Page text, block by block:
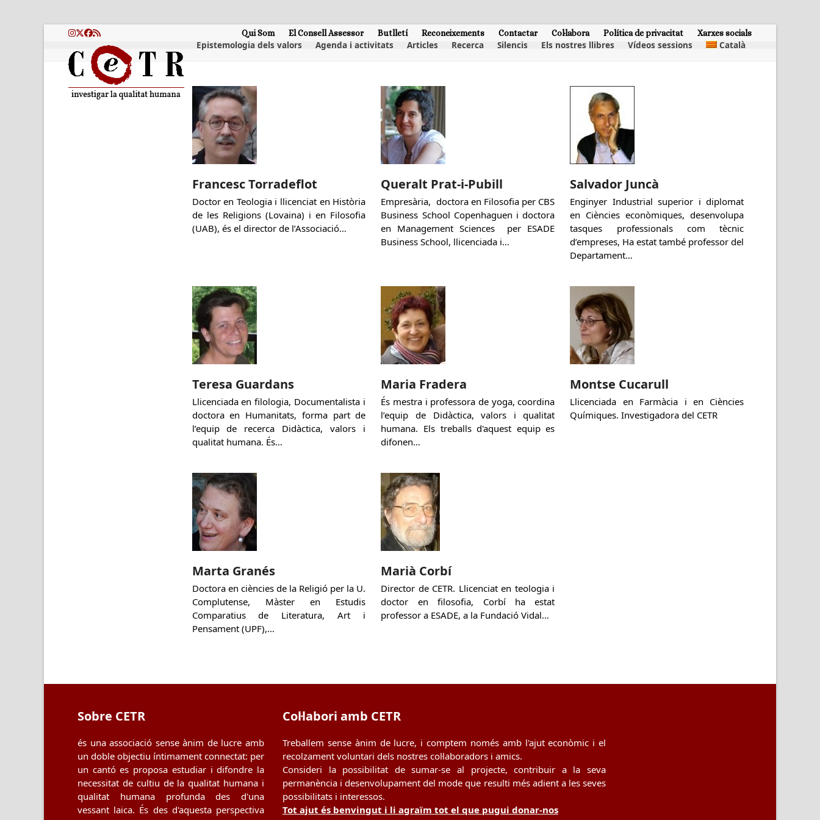
Instagram
Twitter
Facebook
RSS Qui Som El Consell Assessor Butlletí Reconeixements Contactar Col·labora Política de privacitat Xarxes socials
Epistemologia dels valors Agenda i activitats Articles Recerca Silencis Els nostres llibres Vídeos sessions Català
Francesc Torradeflot
Doctor en Teologia i llicenciat en Història
de les Religions (Lovaina) i en Filosofia
(UAB), és el director de l’Associació…
Queralt Prat-i-Pubill
Empresària, doctora en Filosofia per CBS
Business School Copenhaguen i doctora
en Management Sciences per ESADE
Business School, llicenciada i…
Salvador Juncà
Enginyer Industrial superior i diplomat
en Ciències econòmiques, desenvolupa
tasques professionals com tècnic
d’empreses, Ha estat també professor del
Departament…
Teresa Guardans
Llicenciada en filologia, Documentalista i
doctora en Humanitats, forma part de
l’equip de recerca Didàctica, valors i
qualitat humana. És…
Maria Fradera
És mestra i professora de yoga, coordina
l’equip de Didàctica, valors i qualitat
humana. Els treballs d'aquest equip es
difonen…
Montse Cucarull
Llicenciada en Farmàcia i en Ciències
Químiques. Investigadora del CETR
Marta Granés
Doctora en ciències de la Religió per la U.
Complutense, Màster en Estudis
Comparatius de Literatura, Art i
Pensament (UPF),…
Marià Corbí
Director de CETR. Llicenciat en teologia i
doctor en filosofia, Corbí ha estat
professor a ESADE, a la Fundació Vidal…
Sobre CETR
és una associació sense ànim de lucre amb
un doble objectiu íntimament connectat: per
un cantó es proposa estudiar i difondre la
necessitat de cultiu de la qualitat humana i
qualitat humana profunda des d'una
vessant laica. És des d'aquesta perspectiva
Col·labori amb CETR
Treballem sense ànim de lucre, i comptem només amb l'ajut econòmic i el
recolzament voluntari dels nostres col·laboradors i amics.
Consideri la possibilitat de sumar-se al projecte, contribuir a la seva
permanència i desenvolupament del mode que resulti més adient a les seves
possibilitats i interessos.
Tot ajut és benvingut i li agraïm tot el que pugui donar-nos